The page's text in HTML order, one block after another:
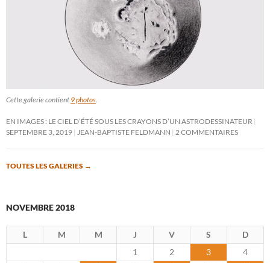
Cette galerie contient 9 photos
EN IMAGES : LE CIEL D’ÉTÉ SOUS LES CRAYONS D’UN ASTRODESSINATEUR
SEPTEMBRE 3, 2019
JEAN-BAPTISTE FELDMANN 2 COMMENTAIRES
TOUTES LES GALERIES →
NOVEMBRE 2018
L M M J V S
D
1
2 3
4